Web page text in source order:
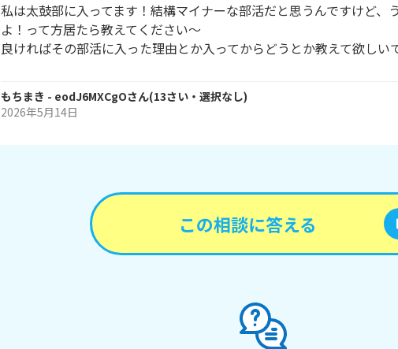
私は太鼓部に入ってます！結構マイナーな部活だと思うんですけど、
よ！って方居たら教えてください～
良ければその部活に入った理由とか入ってからどうとか教えて欲しい
もちまき - eodJ6MXCgOさん(13さい・ 選択なし)
2026年5月14日
この相談に答える